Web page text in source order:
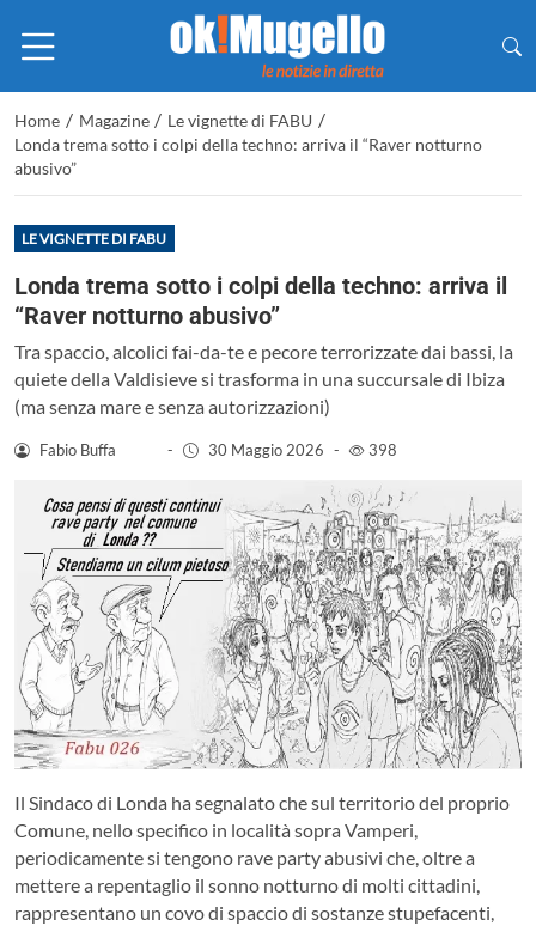
Home / Magazine / Le vignette di FABU /
Londa trema sotto i colpi della techno: arriva il “Raver notturno
abusivo”
LE VIGNETTE DI FABU
Londa trema sotto i colpi della techno: arriva il
“Raver notturno abusivo”
Tra spaccio, alcolici fai-da-te e pecore terrorizzate dai bassi, la
quiete della Valdisieve si trasforma in una succursale di Ibiza
(ma senza mare e senza autorizzazioni)
Fabio Buffa - 30 Maggio 2026 - 398
Il Sindaco di Londa ha segnalato che sul territorio del proprio
Comune, nello specifico in località sopra Vamperi,
periodicamente si tengono rave party abusivi che, oltre a
mettere a repentaglio il sonno notturno di molti cittadini,
rappresentano un covo di spaccio di sostanze stupefacenti,